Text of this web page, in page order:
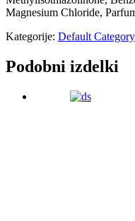
Magnesium Chloride,
Kategorije: Default Category
Podobni izdelki